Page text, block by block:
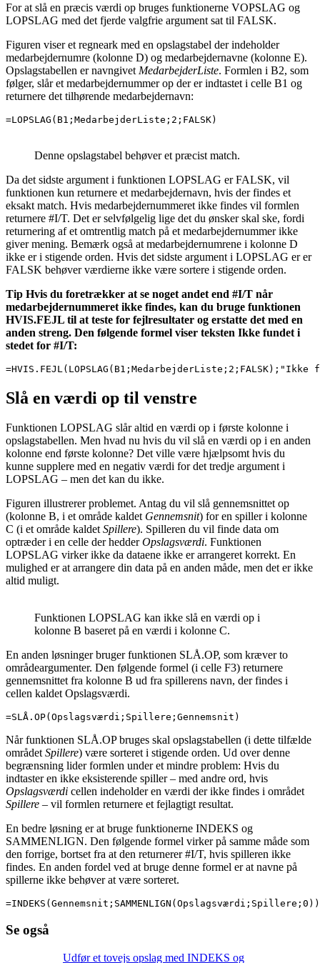
For at slå en præcis værdi op bruges funktionerne VOPSLAG og
LOPSLAG med det fjerde valgfrie argument sat til FALSK.
Figuren viser et regneark med en opslagstabel der indeholder
medarbejdernumre (kolonne D) og medarbejdernavne (kolonne E).
Opslagstabellen er navngivet MedarbejderListe. Formlen i B2, som
følger, slår et medarbejdernummer op der er indtastet i celle B1 og
returnere det tilhørende medarbejdernavn:
=LOPSLAG(B1;MedarbejderListe;2;FALSK)
Denne opslagstabel behøver et præcist match.
Da det sidste argument i funktionen LOPSLAG er FALSK, vil
funktionen kun returnere et medarbejdernavn, hvis der findes et
eksakt match. Hvis medarbejdernummeret ikke findes vil formlen
returnere #I/T. Det er selvfølgelig lige det du ønsker skal ske, fordi
returnering af et omtrentlig match på et medarbejdernummer ikke
giver mening. Bemærk også at medarbejdernumrene i kolonne D
ikke er i stigende orden. Hvis det sidste argument i LOPSLAG er er
FALSK behøver værdierne ikke være sortere i stigende orden.
Tip Hvis du foretrækker at se noget andet end #I/T når
medarbejdernummeret ikke findes, kan du bruge funktionen
HVIS.FEJL til at teste for fejlresultater og erstatte det med en
anden streng. Den følgende formel viser teksten Ikke fundet i
stedet for #I/T:
=HVIS.FEJL(LOPSLAG(B1;MedarbejderListe;2;FALSK);"Ikke
Slå en værdi op til venstre
Funktionen LOPSLAG slår altid en værdi op i første kolonne i
opslagstabellen. Men hvad nu hvis du vil slå en værdi op i en anden
kolonne end første kolonne? Det ville være hjælpsomt hvis du
kunne supplere med en negativ værdi for det tredje argument i
LOPSLAG – men det kan du ikke.
Figuren illustrerer problemet. Antag du vil slå gennemsnittet op
(kolonne B, i et område kaldet Gennemsnit) for en spiller i kolonne
C (i et område kaldetSpillere). Spilleren du vil finde data om
optræder i en celle der hedderOpslagsværdi. Funktionen
LOPSLAG virker ikke da dataene ikke er arrangeret korrekt. En
mulighed er at arrangere din data på en anden måde, men det er ikke
altid muligt.
Funktionen LOPSLAG kan ikke slå en værdi op i
kolonne B baseret på en værdi i kolonne C.
En anden løsninger bruger funktionen SLÅ.OP, som kræver to
områdeargumenter. Den følgende formel (i celle F3) returnere
gennemsnittet fra kolonne B ud fra spillerens navn, der findes i
cellen kaldet Opslagsværdi.
=SLÅ.OP(Opslagsværdi;Spillere;Gennemsnit)
Når funktionen SLÅ.OP bruges skal opslagstabellen (i dette tilfælde
områdetSpillere) være sorteret i stigende orden. Ud over denne
begrænsning lider formlen under et mindre problem: Hvis du
indtaster en ikke eksisterende spiller – med andre ord, hvis
Opslagsværdi cellen indeholder en værdi der ikke findes i området
Spillere – vil formlen returnere et fejlagtigt resultat.
En bedre løsning er at bruge funktionerne INDEKS og
SAMMENLIGN. Den følgende formel virker på samme måde som
den forrige, bortset fra at den returnerer #I/T, hvis spilleren ikke
findes. En anden fordel ved at bruge denne formel er at navne på
spillerne ikke behøver at være sorteret.
=INDEKS(Gennemsnit;SAMMENLIGN(Opslagsværdi;Spillere;0))
Se også
Udfør et tovejs opslag med INDEKS og